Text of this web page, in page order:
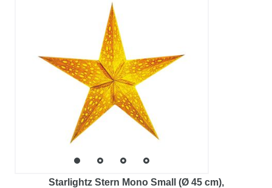
Starlightz Stern Mono Small (Ø 45 cm),